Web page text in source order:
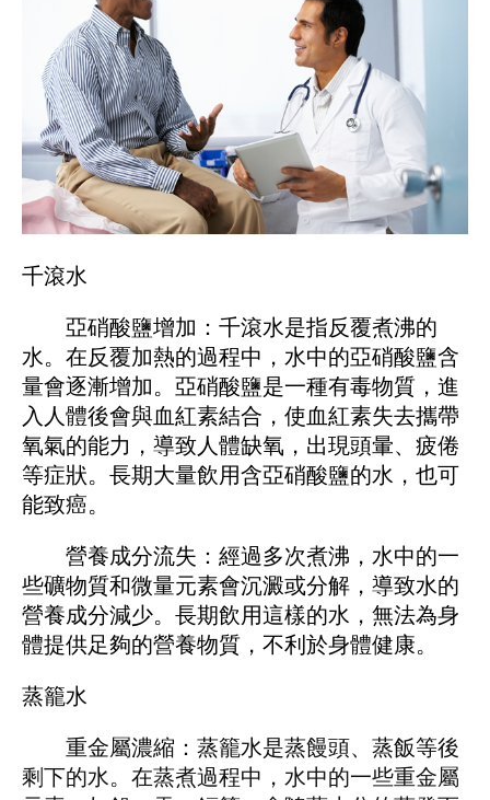
千滾水
亞硝酸鹽增加：千滾水是指反覆煮沸的
水。在反覆加熱的過程中，水中的亞硝酸鹽含
量會逐漸增加。亞硝酸鹽是一種有毒物質，進
入人體後會與血紅素結合，使血紅素失去攜帶
氧氣的能力，導致人體缺氧，出現頭暈、疲倦
等症狀。長期大量飲用含亞硝酸鹽的水，也可
能致癌。
營養成分流失：經過多次煮沸，水中的一
些礦物質和微量元素會沉澱或分解，導致水的
營養成分減少。長期飲用這樣的水，無法為身
體提供足夠的營養物質，不利於身體健康。
蒸籠水
重金屬濃縮：蒸籠水是蒸饅頭、蒸飯等後
剩下的水。在蒸煮過程中，水中的一些重金屬